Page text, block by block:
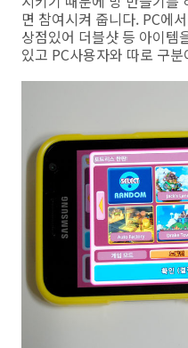
면 참여시켜 줍니다. PC에
상점있어 더블샷 등 아이템
있고 PC사용자와 따로 구